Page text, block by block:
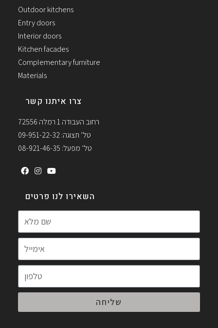
Outdoor kitchens
Entry doors
Interior doors
Kitchen facades
Complementary furniture
Materials
צרו איתנו קשר
רחוב העבודה 1 רמלה 72556
טל’ תצוגה: 09-951-22-32
טל’ מפעל: 08-921-46-35
השאירו לנו פרטים
שליחה